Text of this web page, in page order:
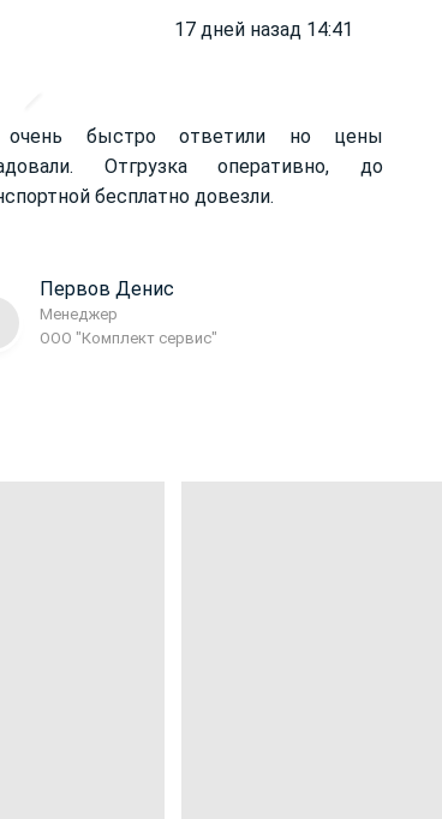
17 дней назад 14:41
быстро ответили но цены
Отгрузка оперативно, до
бесплатно довезли.
Первов Денис
Менеджер
ООО "Комплект сервис"